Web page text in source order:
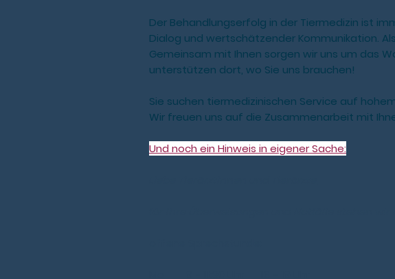
Der Behandlungserfolg in der Tiermedizin ist
Dialog und wertschätzender Kommunikation.
Gemeinsam mit Ihnen sorgen wir uns um das
unterstützen dort, wo Sie uns brauchen!
Sie suchen tiermedizinischen Service auf
Wir freuen uns auf die Zusammenarbeit mit
Und noch ein Hinweis in eigener Sache: